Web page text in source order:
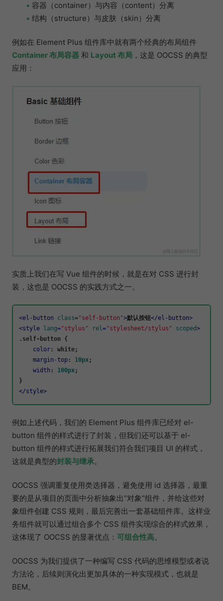
容器（container）与内容（content）分离
结构（structure）与皮肤（skin）分离
例如在 Element Plus 组件库中就有两个经典的布局组件
Container 布局容器 和 Layout 布局 ，这是 OOCSS 的典型
应用：
实质上我们在写 Vue 组件的时候，就是在对 CSS 进行封
装，这也是 OOCSS 的实践方式之一。
<el-button class="self-button">默认按钮</el-button>
<style lang="stylus" rel="stylesheet/stylus" scoped>
.self-button {
color: white;
margin-top: 10px;
width : 100px;
</style>
例如上述代码，我们的 Element Plus 组件库已经对 el-
button 组件的样式进行了封装，但我们还可以基于 el-
button 组件的样式进行拓展我们符合我们项目 UI 的样式，
这就是典型的封装与继承。
OOCSS 强调重复使用类选择器，避免使用 id 选择器，最重
要的是从项目的页面中分析抽象出“对象”组件，并给这些对
象组件创建 CSS 规则，最后完善出一套基础组件库。这样业
务组件就可以通过组合多个 CSS 组件实现综合的样式效果，
这体现了 OOCSS 的显著优点： 可组合性高。
OOCSS 为我们提供了一种编写 CSS 代码的思维模型或者说
方法论，后续则演化出更加具体的一种实现模式，也就是
BEM。